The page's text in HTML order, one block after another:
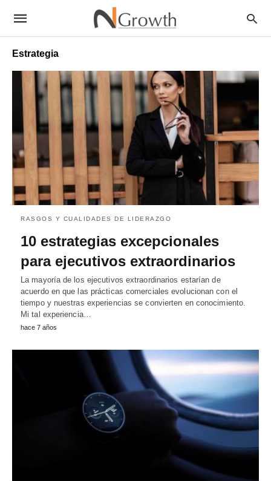
Estrategia
RASGOS Y CUALIDADES DE LIDERAZGO
10 estrategias excepcionales
para ejecutivos extraordinarios
La mayoría de los ejecutivos extraordinarios estarían de
acuerdo en que las prácticas comerciales evolucionan con el
tiempo y nuestras experiencias se convierten en conocimiento.
Mi tal experiencia…
hace 7 años